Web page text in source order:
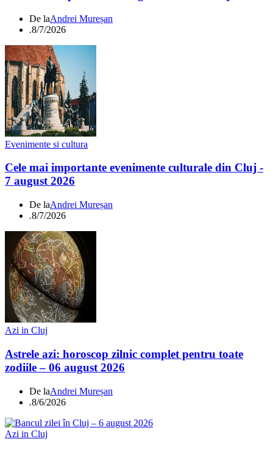
De laAndrei Mureșan
.8/7/2026
Evenimente si cultura
Cele mai importante evenimente culturale din Cluj -
7 august 2026
De laAndrei Mureșan
.8/7/2026
Azi in Cluj
Astrele azi: horoscop zilnic complet pentru toate
zodiile – 06 august 2026
De laAndrei Mureșan
.8/6/2026
Azi in Cluj